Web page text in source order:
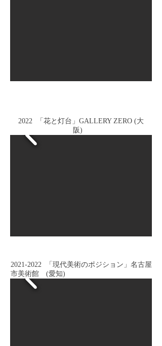
2022 「花と灯台」GALLERY ZERO (大
阪)
2021-2022 「現代美術のポジション」名古屋
市美術館 (愛知)